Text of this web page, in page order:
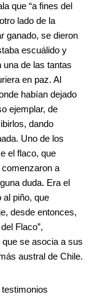
que “a fines del
lado de la
ganado, se dieron
escuálido y
una de las tantas
en paz. Al
habían dejado
ejemplar, de
dando
Uno de los
el flaco, que
a
duda. Era el
al piño, que
desde entonces,
Flaco”,
se asocia a sus
austral de Chile.